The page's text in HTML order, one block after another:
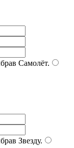
Самолёт.
Звезду.